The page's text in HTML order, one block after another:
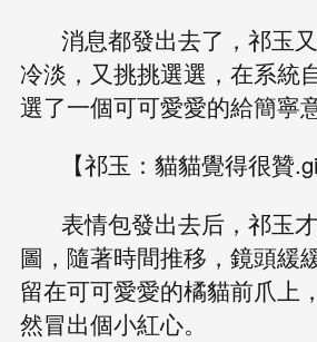
消息都發出去了，祁玉
冷淡，又挑挑選選，在系統
選了一個可可愛愛的給簡寧
【祁玉：貓貓覺得很贊
表情包發出去后，祁玉
圖，隨著時間推移，鏡頭緩
留在可可愛愛的橘貓前爪上
然冒出個小紅心。